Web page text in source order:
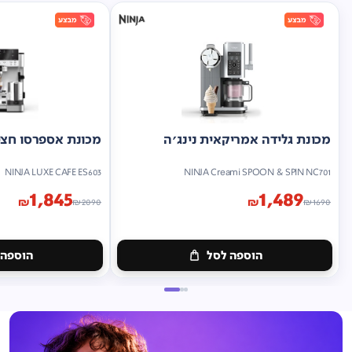
מכונת גלידה אמריקאית נינג'ה
NINJA Creami SPOON & SPIN NC701
₪1690
₪1,489
הוספה לסל
מכונת אספרסו
NINJA LUXE CAFE ES603
₪2090
₪1,845